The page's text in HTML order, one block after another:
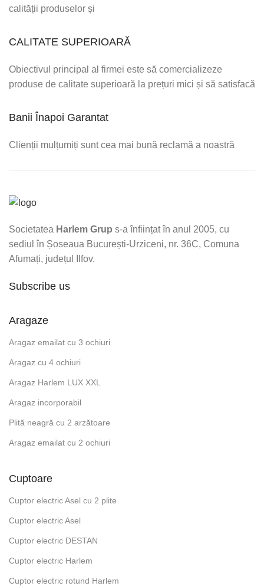
calității produselor și
CALITATE SUPERIOARĂ
Obiectivul principal al firmei este să comercializeze
produse de calitate superioară la prețuri mici și să satisfacă
Banii Înapoi Garantat
Clienții mulțumiți sunt cea mai bună reclamă a noastră
Societatea Harlem Grup s-a înființat în anul 2005, cu
sediul în Șoseaua București-Urziceni, nr. 36C, Comuna
Afumați, județul Ilfov.
Subscribe us
Aragaze
Aragaz emailat cu 3 ochiuri
Aragaz cu 4 ochiuri
Aragaz Harlem LUX XXL
Aragaz incorporabil
Plită neagră cu 2 arzătoare
Aragaz emailat cu 2 ochiuri
Cuptoare
Cuptor electric Asel cu 2 plite
Cuptor electric Asel
Cuptor electric DESTAN
Cuptor electric Harlem
Cuptor electric rotund Harlem